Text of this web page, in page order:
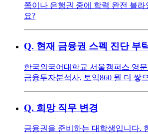
쪽이나 은행권 중에 학력 완전 블
요?
Q. 현재 금융권 스펙 진단 부
한국외국어대학교 서울캠퍼스 영
금융투자분석사, 토익860 뭘 더 쌓
Q. 희망 직무 변경
금융권을 준비하는 대학생입니다.